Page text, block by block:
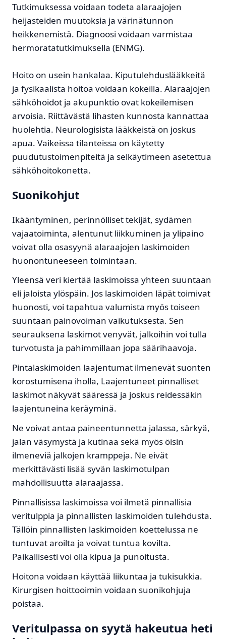
Tutkimuksessa voidaan todeta alaraajojen
heijasteiden muutoksia ja värinätunnon
heikkenemistä. Diagnoosi voidaan varmistaa
hermoratatutkimuksella (ENMG).
Hoito on usein hankalaa. Kiputulehduslääkkeitä
ja fysikaalista hoitoa voidaan kokeilla. Alaraajojen
sähköhoidot ja akupunktio ovat kokeilemisen
arvoisia. Riittävästä lihasten kunnosta kannattaa
huolehtia. Neurologisista lääkkeistä on joskus
apua. Vaikeissa tilanteissa on käytetty
puudutustoimenpiteitä ja selkäytimeen asetettua
sähköhoitokonetta.
Suonikohjut
Ikääntyminen, perinnölliset tekijät, sydämen
vajaatoiminta, alentunut liikkuminen ja ylipaino
voivat olla osasyynä alaraajojen laskimoiden
huonontuneeseen toimintaan.
Yleensä veri kiertää laskimoissa yhteen suuntaan
eli jaloista ylöspäin. Jos laskimoiden läpät toimivat
huonosti, voi tapahtua valumista myös toiseen
suuntaan painovoiman vaikutuksesta. Sen
seurauksena laskimot venyvät, jalkoihin voi tulla
turvotusta ja pahimmillaan jopa säärihaavoja.
Pintalaskimoiden laajentumat ilmenevät suonten
korostumisena iholla, Laajentuneet pinnalliset
laskimot näkyvät sääressä ja joskus reidessäkin
laajentuneina keräyminä.
Ne voivat antaa paineentunnetta jalassa, särkyä,
jalan väsymystä ja kutinaa sekä myös öisin
ilmeneviä jalkojen kramppeja. Ne eivät
merkittävästi lisää syvän laskimotulpan
mahdollisuutta alaraajassa.
Pinnallisissa laskimoissa voi ilmetä pinnallisia
veritulppia ja pinnallisten laskimoiden tulehdusta.
Tällöin pinnallisten laskimoiden koettelussa ne
tuntuvat aroilta ja voivat tuntua kovilta.
Paikallisesti voi olla kipua ja punoitusta.
Hoitona voidaan käyttää liikuntaa ja tukisukkia.
Kirurgisen hoittooimin voidaan suonikohjuja
poistaa.
Veritulpassa on syytä hakeutua heti